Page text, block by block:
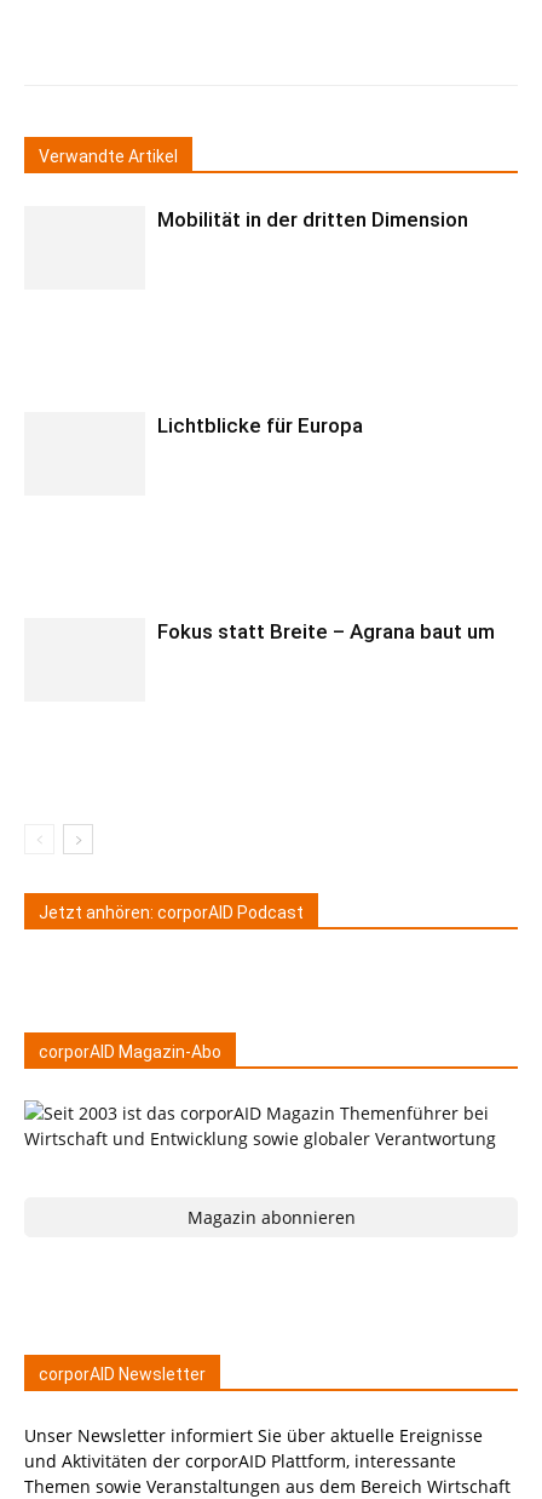
Verwandte Artikel
Mobilität in der dritten Dimension
Lichtblicke für Europa
Fokus statt Breite – Agrana baut um
Jetzt anhören: corporAID Podcast
corporAID Magazin-Abo
Magazin abonnieren
corporAID Newsletter
Unser Newsletter informiert Sie über aktuelle Ereignisse
und Aktivitäten der corporAID Plattform, interessante
Themen sowie Veranstaltungen aus dem Bereich Wirtschaft